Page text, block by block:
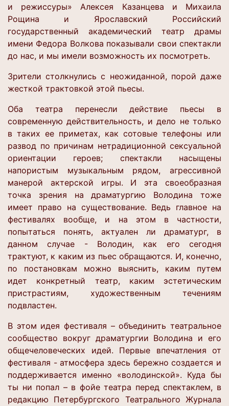
и режиссуры» Алексея Казанцева и Михаила
Рощина и Ярославский Российский
государственный академический театр драмы
имени Федора Волкова показывали свои спектакли
до нас, и мы имели возможность их посмотреть.
Зрители столкнулись с неожиданной, порой даже
жесткой трактовкой этой пьесы.
Оба театра перенесли действие пьесы в
современную действительность, и дело не только
в таких ее приметах, как сотовые телефоны или
развод по причинам нетрадиционной сексуальной
ориентации героев; спектакли насыщены
напористым музыкальным рядом, агрессивной
манерой актерской игры. И эта своеобразная
точка зрения на драматургию Володина тоже
имеет право на существование. Ведь главное на
фестивалях вообще, и на этом в частности,
попытаться понять, актуален ли драматург, в
данном случае - Володин, как его сегодня
трактуют, к каким из пьес обращаются. И, конечно,
по постановкам можно выяснить, каким путем
идет конкретный театр, каким эстетическим
пристрастиям, художественным течениям
подвластен.
В этом идея фестиваля – объединить театральное
сообщество вокруг драматургии Володина и его
общечеловеческих идей. Первые впечатления от
фестиваля - атмосфера здесь бережно создается и
поддерживается именно «володинской». Куда бы
ты ни попал – в фойе театра перед спектаклем, в
редакцию Петербургского Театрального Журнала